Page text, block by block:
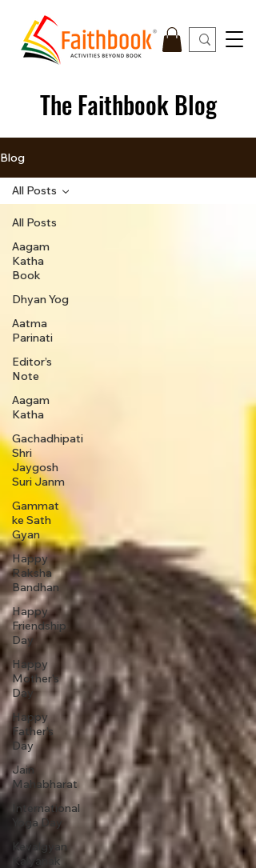
The Faithbook Blog
Blog
All Posts
Aagam
Katha
Book
Dhyan Yog
Aatma
Parinati
Editor’s
Note
Aagam
Katha
Gachadhipati
Shri
Jaygosh
Suri Janm
Gammat
ke Sath
Gyan
Happy
Raksha
Bandhan
Happy
Friendship
Day
Happy
Mother's
Day
Happy
Father’s
Day
Jain
Mahabharat
International
Yoga Day
Kevalgyan
Kalyanak
All Posts